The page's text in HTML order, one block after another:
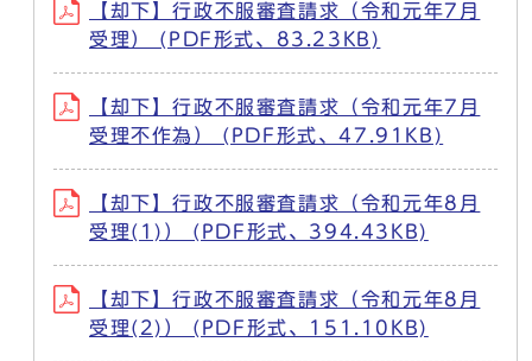
【却下】行政不服審査請求（令和元年7月
受理） (PDF形式、83.23KB)
【却下】行政不服審査請求（令和元年7月
受理不作為） (PDF形式、47.91KB)
【却下】行政不服審査請求（令和元年8月
受理(1)） (PDF形式、394.43KB)
【却下】行政不服審査請求（令和元年8月
受理(2)） (PDF形式、151.10KB)